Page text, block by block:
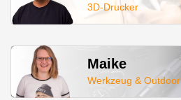
3D-Drucker
Maike
Werkzeug & Outdoor